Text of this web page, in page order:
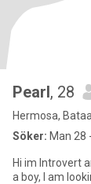
Pearl, 28
Hermosa,
Söker: Man 28
Hi im Introvert
a boy, I am